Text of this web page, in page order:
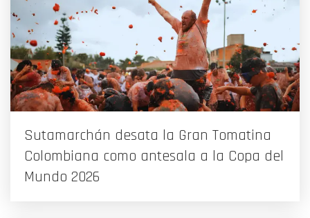
Sutamarchán desata la Gran Tomatina
Colombiana como antesala a la Copa del
Mundo 2026